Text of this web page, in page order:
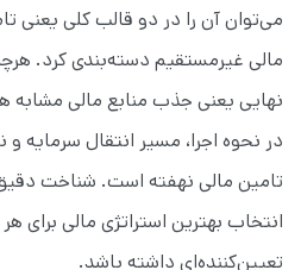
می‌توان آن را در دو قالب کلی یعنی
مالی غیرمستقیم دسته‌بندی کرد.
نهایی یعنی جذب منابع مالی مشابه
در نحوه اجرا، مسیر انتقال سرمایه و
تامین مالی نهفته است. شناخت
انتخاب بهترین استراتژی مالی برای
تعیین‌کننده‌ای داشته باشد.